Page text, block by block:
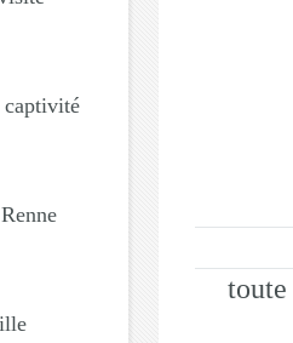
captivité
toute